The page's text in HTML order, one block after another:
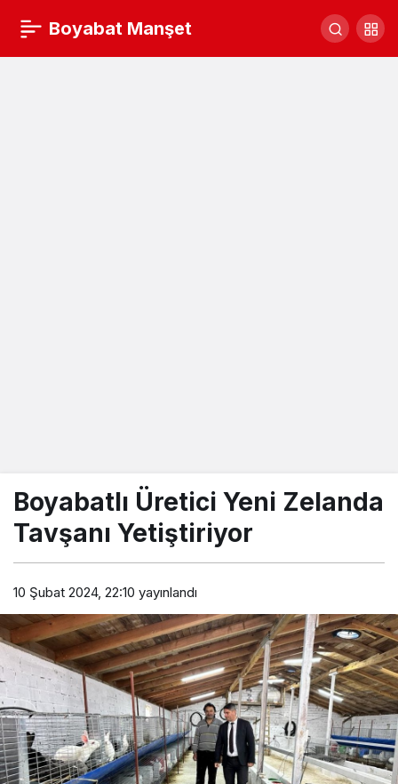
Boyabat Manşet
Boyabatlı Üretici Yeni Zelanda
Tavşanı Yetiştiriyor
10 Şubat 2024, 22:10 yayınlandı
700 adet salep dikimi yapıldı